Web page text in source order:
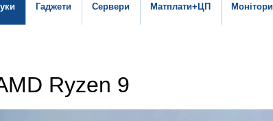
Гаджети Сервери Матплати+ЦП Монітори
Ryzen 9